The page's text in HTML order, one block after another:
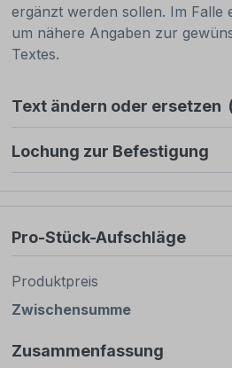
ergänzt werden sollen. Im Falle
um nähere Angaben zur
Textes.
Text ändern oder ersetzen
Lochung zur Befestigung
Pro-Stück-Aufschläge
Produktpreis
Zwischensumme
Zusammenfassung